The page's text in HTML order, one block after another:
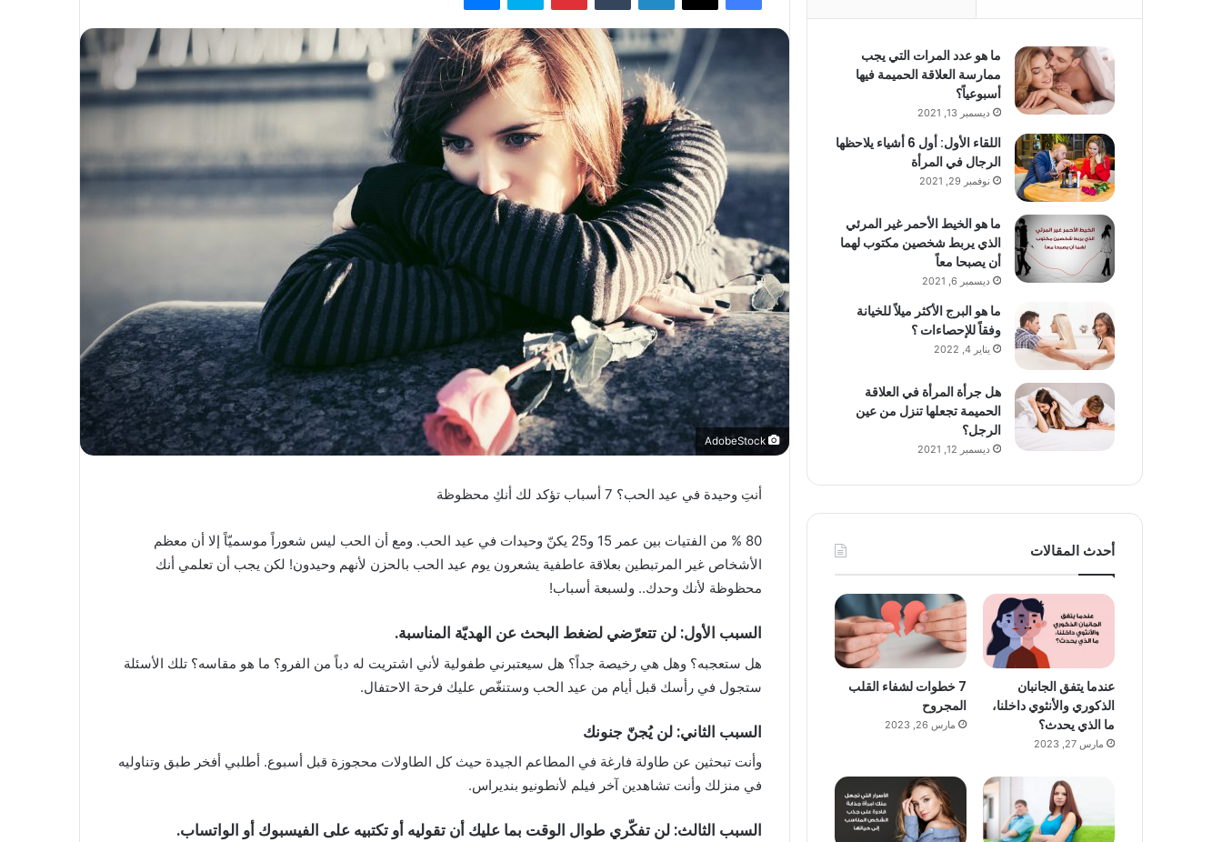
أنتِ وحيدة في عيد الحب؟ 7 أسباب تؤكد لك أنكِ محظوظة
80 % من الفتيات بين عمر 15 و25 يكنّ وحيدات في عيد الحب. ومع أن الحب ليس شعوراً موسميّاً إلا أن معظم
الأشخاص غير المرتبطين بعلاقة عاطفية يشعرون يوم عيد الحب بالحزن لأنهم وحيدون! لكن يجب أن تعلمي أنك
محظوظة لأنك وحدك.. ولسبعة أسباب!
السبب الأول: لن تتعرّضي لضغط البحث عن الهديّة المناسبة.
هل ستعجبه؟ وهل هي رخيصة جداً؟ هل سيعتبرني طفولية لأني اشتريت له دباً من الفرو؟ ما هو مقاسه؟ تلك الأسئلة
ستجول في رأسك قبل أيام من عيد الحب وستنغّص عليك فرحة الاحتفال.
السبب الثاني: لن يُجنّ جنونك
وأنت تبحثين عن طاولة فارغة في المطاعم الجيدة حيث كل الطاولات محجوزة قبل أسبوع. أطلبي أفخر طبق وتناوليه
في منزلك وأنت تشاهدين آخر فيلم لأنطونيو بنديراس.
السبب الثالث: لن تفكّري طوال الوقت بما عليك أن تقوليه أو تكتبيه على الفيسبوك أو الواتساب.
ما هو عدد المرات التي يجب
ممارسة العلاقة الحميمة فيها
أسبوعياً؟
ديسمبر 13, 2021
اللقاء الأول: أول 6 أشياء يلاحظها
الرجال في المرأة
نوفمبر 29, 2021
ما هو الخيط الأحمر غير المرئي
الذي يربط شخصين مكتوب لهما
أن يصبحا معاً
ديسمبر 6, 2021
ما هو البرج الأكثر ميلاً للخيانة
وفقاً للإحصاءات ؟
يناير 4, 2022
هل جرأة المرأة في العلاقة
الحميمة تجعلها تنزل من عين
الرجل؟
ديسمبر 12, 2021
أحدث المقالات
عندما يتفق الجانبان
الذكوري والأنثوي داخلنا،
ما الذي يحدث؟
مارس 27, 2023
7 خطوات لشفاء القلب
المجروح
مارس 26, 2023